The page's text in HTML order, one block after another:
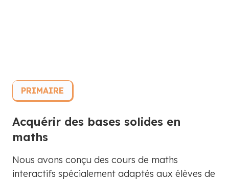
PRIMAIRE
Acquérir des bases solides en
maths
Nous avons conçu des cours de maths
interactifs spécialement adaptés aux élèves de